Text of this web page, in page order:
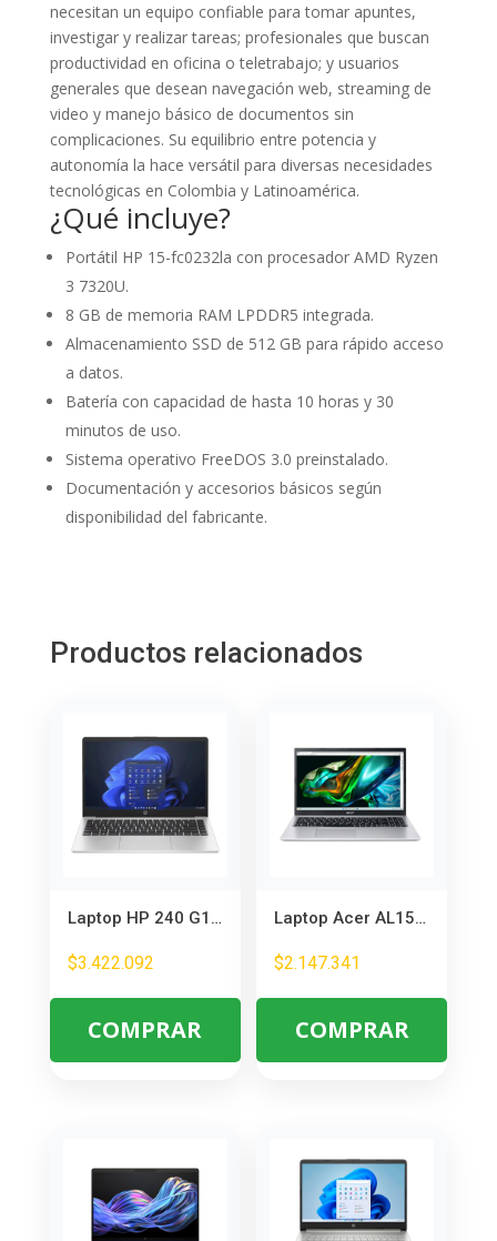
necesitan un equipo confiable para tomar apuntes,
investigar y realizar tareas; profesionales que buscan
productividad en oficina o teletrabajo; y usuarios
generales que desean navegación web, streaming de
video y manejo básico de documentos sin
complicaciones. Su equilibrio entre potencia y
autonomía la hace versátil para diversas necesidades
tecnológicas en Colombia y Latinoamérica.
¿Qué incluye?
Portátil HP 15-fc0232la con procesador AMD Ryzen
3 7320U.
8 GB de memoria RAM LPDDR5 integrada.
Almacenamiento SSD de 512 GB para rápido acceso
a datos.
Batería con capacidad de hasta 10 horas y 30
minutos de uso.
Sistema operativo FreeDOS 3.0 preinstalado.
Documentación y accesorios básicos según
disponibilidad del fabricante.
Productos relacionados
Laptop HP 240 G10 Core i5-1335U 14″ – Portátil para Trabajo y Estudio
$3.422.092
COMPRAR
Laptop Acer AL15-41P-R7JP Ryzen 7 5700U – Potencia y Portabilidad para Trabajo
$2.147.341
COMPRAR